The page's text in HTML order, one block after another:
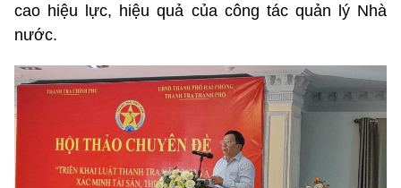
cao hiệu lực, hiệu quả của công tác quản lý Nhà
nước.